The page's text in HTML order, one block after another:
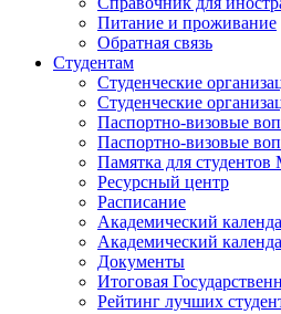
Питание и проживание
Обратная связь
Студентам
Студенческие
Студенческие
Паспортно-визовые
Паспортно-визовые
Памятка для
Ресурсный центр
Расписание
Академический
Академический
Документы
Итоговая
Рейтинг лучших